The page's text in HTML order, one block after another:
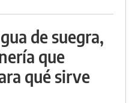
de suegra,
que
qué sirve